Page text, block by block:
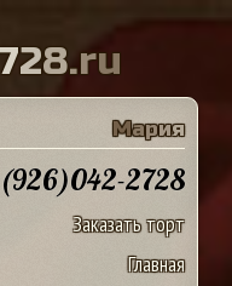
28.ru
Мария
2728
Заказать торт
Главная